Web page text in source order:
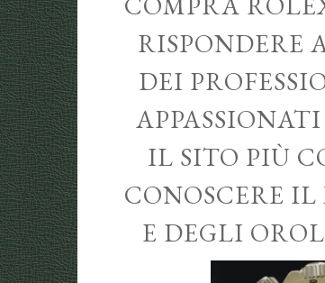
RISPONDERE
DEI
IL SITO PIÙ
CONOSCERE
E DEGLI